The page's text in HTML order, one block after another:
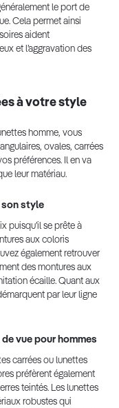
le port de
Cela permet ainsi
aident
et l’aggravation des
à votre style
homme, vous
ovales, carrées
préférences. Il en va
leur matériau.
son style
puisqu’il se prête à
aux coloris
également retrouver
des montures aux
écaille. Quant aux
par leur ligne
vue pour hommes
carrées ou lunettes
préfèrent également
teintés. Les lunettes
robustes qui